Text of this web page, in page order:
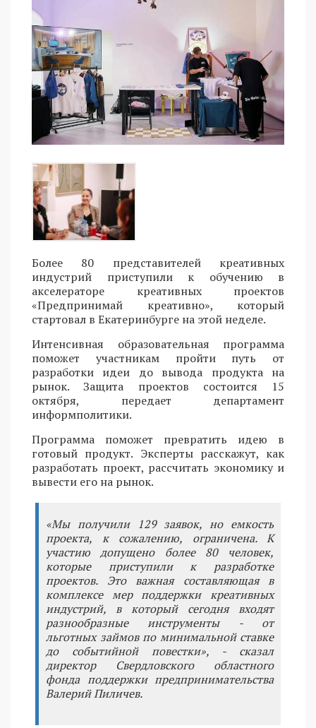
Более 80 представителей креативных
индустрий приступили к обучению в
акселераторе креативных проектов
«Предпринимай креативно», который
стартовал в Екатеринбурге на этой неделе.
Интенсивная образовательная программа
поможет участникам пройти путь от
разработки идеи до вывода продукта на
рынок. Защита проектов состоится 15
октября, передает департамент
информполитики.
Программа поможет превратить идею в
готовый продукт. Эксперты расскажут, как
разработать проект, рассчитать экономику и
вывести его на рынок.
«Мы получили 129 заявок, но емкость
проекта, к сожалению, ограничена. К
участию допущено более 80 человек,
которые приступили к разработке
проектов. Это важная составляющая в
комплексе мер поддержки креативных
индустрий, в который сегодня входят
разнообразные инструменты - от
льготных займов по минимальной ставке
до событийной повестки», - сказал
директор Свердловского областного
фонда поддержки предпринимательства
Валерий Пиличев.